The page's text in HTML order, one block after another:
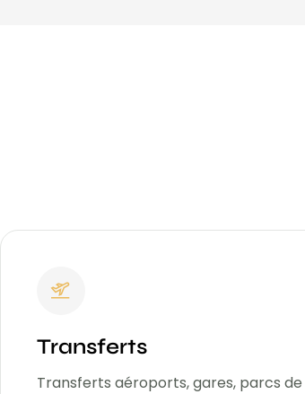
Transferts
Transferts aéroports, gares, parcs de